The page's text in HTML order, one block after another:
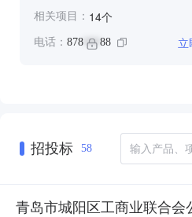
相关项目： 14个
电话： 878 *** 88 立
招投标 58
青岛市城阳区工商业联合会